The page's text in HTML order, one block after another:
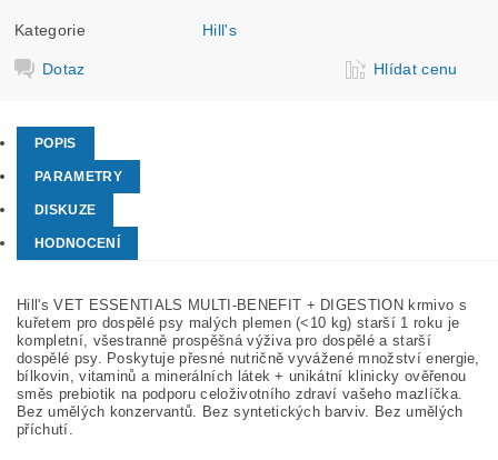
Kategorie Hill's
Dotaz Hlídat cenu
POPIS
PARAMETRY
DISKUZE
HODNOCENÍ
Hill's VET ESSENTIALS MULTI-BENEFIT + DIGESTION krmivo s
kuřetem pro dospělé psy malých plemen (<10 kg) starší 1 roku je
kompletní, všestranně prospěšná výživa pro dospělé a starší
dospělé psy. Poskytuje přesné nutričně vyvážené množství energie,
bílkovin, vitaminů a minerálních látek + unikátní klinicky ověřenou
směs prebiotik na podporu celoživotního zdraví vašeho mazlíčka.
Bez umělých konzervantů. Bez syntetických barviv. Bez umělých
příchutí.